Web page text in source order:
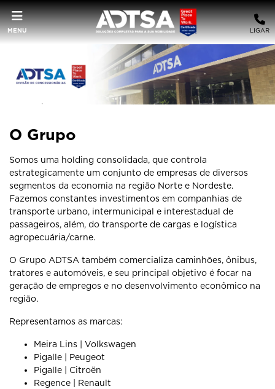
MENU LIGAR
O Grupo
Somos uma holding consolidada, que controla
estrategicamente um conjunto de empresas de diversos
segmentos da economia na região Norte e Nordeste.
Fazemos constantes investimentos em companhias de
transporte urbano, intermunicipal e interestadual de
passageiros, além, do transporte de cargas e logística
agropecuária/carne.
O Grupo ADTSA também comercializa caminhões, ônibus,
tratores e automóveis, e seu principal objetivo é focar na
geração de empregos e no desenvolvimento econômico na
região.
Representamos as marcas:
Meira Lins | Volkswagen
Pigalle | Peugeot
Pigalle | Citroën
Regence | Renault